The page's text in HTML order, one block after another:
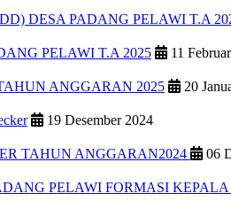
DESA PADANG PELAWI T.A
PELAWI T.A 2025 11
ANGGARAN 2025 20
19 Desember 2024
TAHUN ANGGARAN2024 06
PELAWI FORMASI KEPALA